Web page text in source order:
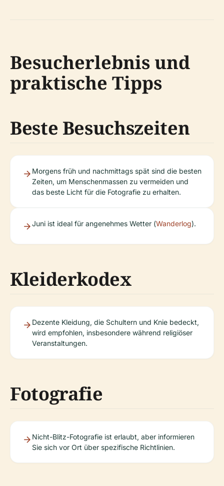
Besucherlebnis und
praktische Tipps
Beste Besuchszeiten
Morgens früh und nachmittags spät sind die besten
Zeiten, um Menschenmassen zu vermeiden und
das beste Licht für die Fotografie zu erhalten.
Juni ist ideal für angenehmes Wetter (Wanderlog).
Kleiderkodex
Dezente Kleidung, die Schultern und Knie bedeckt,
wird empfohlen, insbesondere während religiöser
Veranstaltungen.
Fotografie
Nicht-Blitz-Fotografie ist erlaubt, aber informieren
Sie sich vor Ort über spezifische Richtlinien.